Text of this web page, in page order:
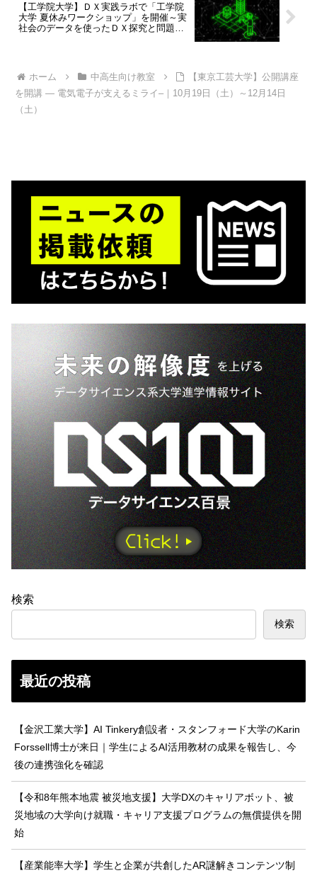
【工学院大学】ＤＸ実践ラボで「工学院
大学 夏休みワークショップ」を開催～実
社会のデータを使ったＤＸ探究と問題解
ホーム 中高生向け教室
【東京工芸大学】公開講座
を開講 — 電気電子が支えるミライ–｜10月19日（土）～12月14日
（土）
検索
検索
最近の投稿
【金沢工業大学】AI Tinkery創設者・スタンフォード大学のKarin
Forssell博士が来日｜学生によるAI活用教材の成果を報告し、今
後の連携強化を確認
【令和8年熊本地震 被災地支援】大学DXのキャリアボット、被
災地域の大学向け就職・キャリア支援プログラムの無償提供を開
始
【産業能率大学】学生と企業が共創したAR謎解きコンテンツ制